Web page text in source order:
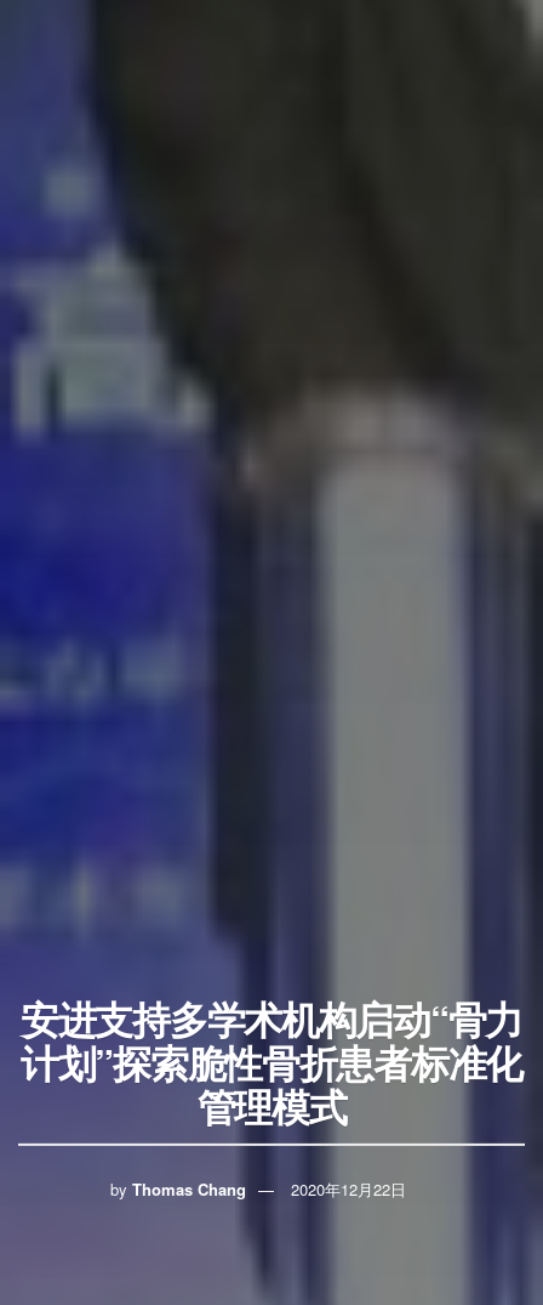
安进支持多学术机构启动“骨力
计划”探索脆性骨折患者标准化
管理模式
by Thomas Chang 2020年12月22日